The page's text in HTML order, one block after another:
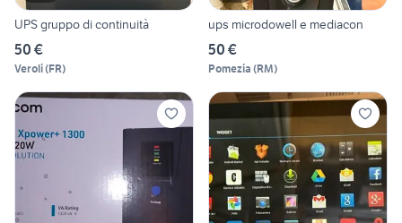
UPS gruppo di continuità
50 €
Veroli(FR)
ups microdowell e mediacon
50 €
Pomezia (RM)